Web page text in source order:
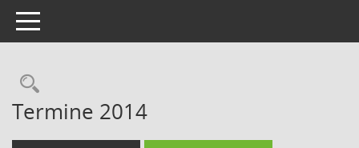
Toggle navigation
Termine 2014